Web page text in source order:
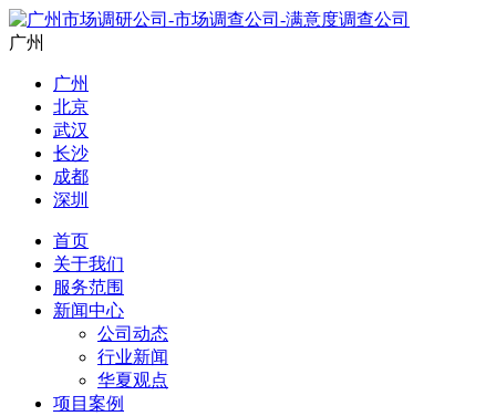
广州
广州
北京
武汉
长沙
成都
深圳
首页
关于我们
服务范围
新闻中心
公司动态
行业新闻
华夏观点
项目案例